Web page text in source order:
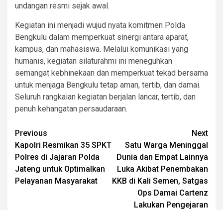
undangan resmi sejak awal.
Kegiatan ini menjadi wujud nyata komitmen Polda
Bengkulu dalam memperkuat sinergi antara aparat,
kampus, dan mahasiswa. Melalui komunikasi yang
humanis, kegiatan silaturahmi ini meneguhkan
semangat kebhinekaan dan memperkuat tekad bersama
untuk menjaga Bengkulu tetap aman, tertib, dan damai.
Seluruh rangkaian kegiatan berjalan lancar, tertib, dan
penuh kehangatan persaudaraan.
Post
navigation
Previous
Kapolri Resmikan 35 SPKT
Polres di Jajaran Polda
Jateng untuk Optimalkan
Pelayanan Masyarakat
Next
Satu Warga Meninggal
Dunia dan Empat Lainnya
Luka Akibat Penembakan
KKB di Kali Semen, Satgas
Ops Damai Cartenz
Lakukan Pengejaran